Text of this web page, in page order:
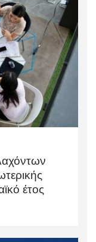
έτος